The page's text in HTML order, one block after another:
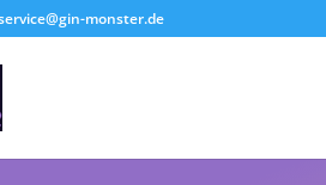
monster.de